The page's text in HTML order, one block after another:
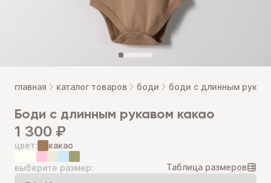
главная каталог товаров боди боди с длинным
боди с длинным рукавом какао
1 300 ₽
цвет: какао
выберите размер: Таблица размеров